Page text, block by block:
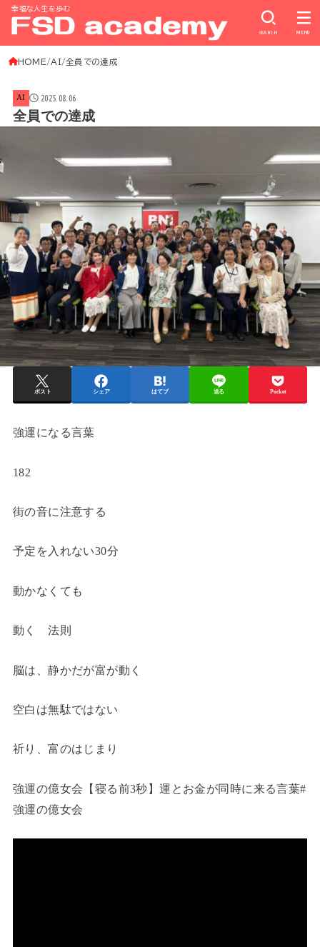
幸福な人生を歩む
SEARCH MENU
HOME AI 全員での達成
AI 2025.08.06
全員での達成
ポスト シェア はてブ 送る Pocket
強運になる言葉
182
街の音に注意する
予定を入れない30分
動かなくても
動く 法則
脳は、静かだが富が動く
空白は無駄ではない
祈り、富のはじまり
強運の億女会【寝る前3秒】運とお金が同時に来る言葉#
強運の億女会